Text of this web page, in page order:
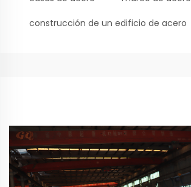
construcción de un edificio de acero